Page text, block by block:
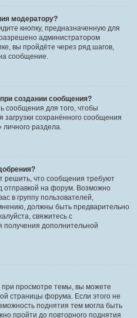
модератору?
кнопку, предназначенную для
администратором
вы пройдёте через ряд шагов,
сообщение.
создании сообщения?
сообщения для того, чтобы
загрузки сохранённого сообщения
раздела.
решить, что сообщения требуют
отправкой на форум. Возможно
в группу пользователей,
должны быть предварительно
свяжитесь с
дополнительной
просмотре темы, вы можете
страницы форума. Если этого не
поднятия тем могла быть
пройти до повторного поднятия